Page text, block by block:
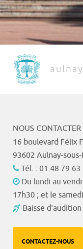
NOUS CONTACTER
16 boulevard Félix
93602 Aulnay-
Tél. : 01 48 79 63
Du lundi au
17h30 ; et le
Baisse
CONTACTEZ-NOUS